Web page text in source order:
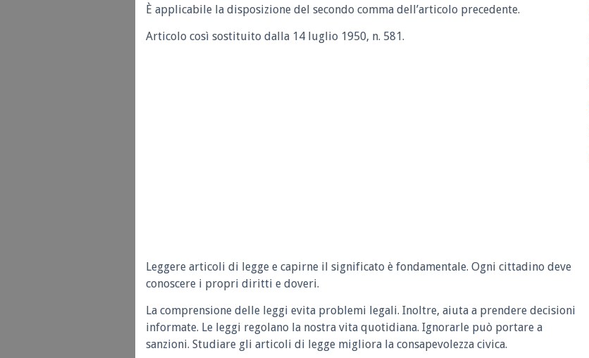
È applicabile la disposizione del secondo comma dell’articolo precedente.
Articolo così sostituito dalla 14 luglio 1950, n. 581.
Leggere articoli di legge e capirne il significato è fondamentale. Ogni cittadino deve
conoscere i propri diritti e doveri.
La comprensione delle leggi evita problemi legali. Inoltre, aiuta a prendere decisioni
informate. Le leggi regolano la nostra vita quotidiana. Ignorarle può portare a
sanzioni. Studiare gli articoli di legge migliora la consapevolezza civica.